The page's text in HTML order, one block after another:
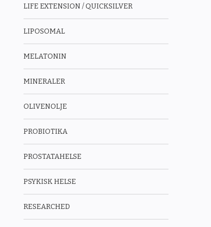
LIFE EXTENSION / QUICKSILVER
LIPOSOMAL
MELATONIN
MINERALER
OLIVENOLJE
PROBIOTIKA
PROSTATAHELSE
PSYKISK HELSE
RESEARCHED